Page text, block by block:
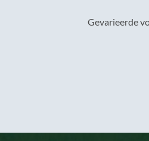
Gevarieerde